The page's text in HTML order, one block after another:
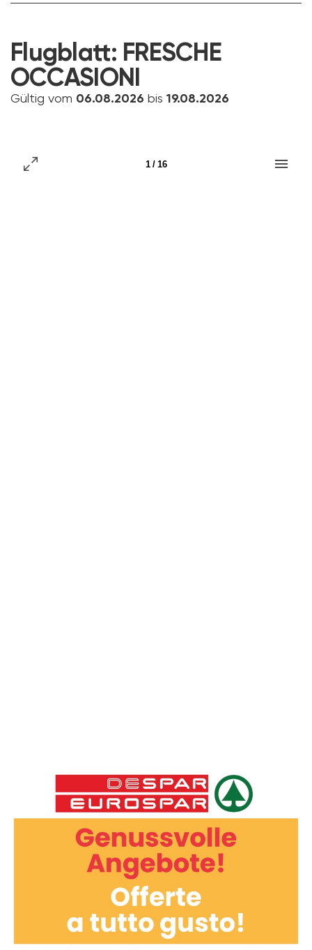
Flugblatt: FRESCHE
OCCASIONI
Gültig vom 06.08.2026 bis 19.08.2026